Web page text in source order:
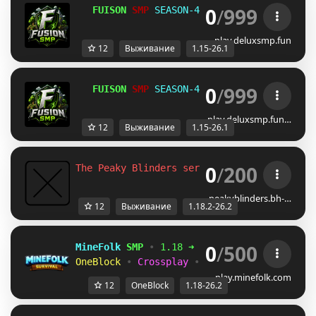
FUISON SMP SEASON-4 PLAY.FUISON
0/999
play.deluxsmp.fun
12 Выживание 1.15-26.1
FUISON SMP SEASON-4 PLAY.FUISON
0/999
play.deluxsmp.fun…
12 Выживание 1.15-26.1
The Peaky Blinders server [1.18.2-26.2]
0/200
peakyblinders.bh-…
12 Выживание 1.18.2-26.2
MineFolk SMP • 1.18 ➜ 26.2 •
OneBlock
• Crossplay • Economy • PvP
0/500
play.minefolk.com
12 OneBlock 1.18-26.2